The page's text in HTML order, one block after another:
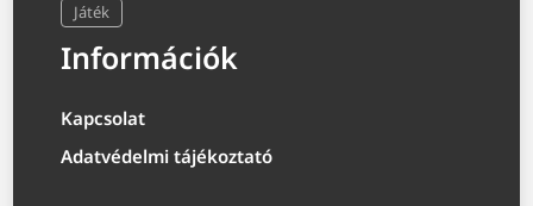
Játék
Információk
Kapcsolat
Adatvédelmi tájékoztató